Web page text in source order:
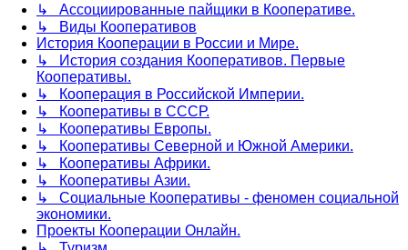
↳ Ассоциированные пайщики в Кооперативе.
↳ Виды Кооперативов
История Кооперации в России и Мире.
↳ История создания Кооперативов. Первые
Кооперативы.
↳ Кооперация в Российской Империи.
↳ Кооперативы в СССР.
↳ Кооперативы Европы.
↳ Кооперативы Северной и Южной Америки.
↳ Кооперативы Африки.
↳ Кооперативы Азии.
↳ Социальные Кооперативы - феномен социальной
экономики.
Проекты Кооперации Онлайн.